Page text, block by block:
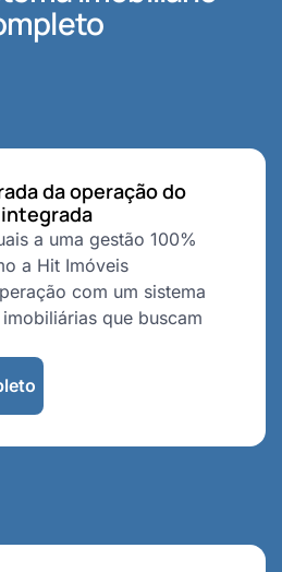
da operação do
a uma gestão 100%
a Hit Imóveis
com um sistema
que buscam